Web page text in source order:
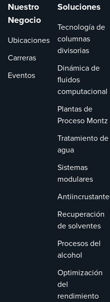
Nuestro
Negocio
Ubicaciones
Carreras
Eventos
Soluciones
Tecnología de
columnas
divisorias
Dinámica de
fluidos
computacional
Plantas de
Proceso Montz
Tratamiento de
agua
Sistemas
modulares
Antiincrustante
Recuperación
de solventes
Procesos del
alcohol
Optimización
del
rendimiento